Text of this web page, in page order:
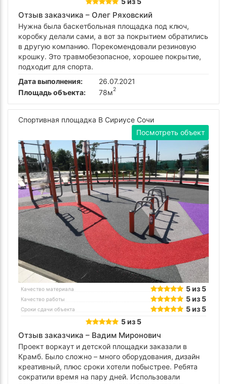
Отзыв заказчика – Олег Ряховский
Нужна была баскетбольная площадка под ключ,
коробку делали сами, а вот за покрытием обратились
в другую компанию. Порекомендовали резиновую
крошку. Это травмобезопасное, хорошее покрытие,
подходит для спорта.
Дата выполнения:
26.07.2021
Площадь объекта:
78м2
Спортивная площадка В Сириусе Сочи
Посмотреть объект
Качество материала 5 из 5
Качество работы 5 из 5
Сроки сдачи объекта
5 из 5
5 из 5
Отзыв заказчика – Вадим Миронович
Проект воркаут и детской площадки заказали в
Крамб. Было сложно – много оборудования, дизайн
креативный, плюс сроки хотели побыстрее. Ребята
сократили время на пару дней. Использовали